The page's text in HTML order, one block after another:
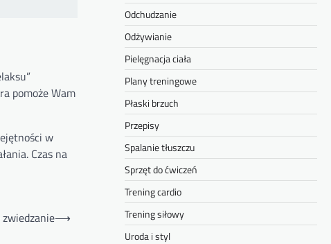
pomoże Wam
w
Czas na
⟶
Odchudzanie
Odżywianie
Pielęgnacja ciała
Plany treningowe
Płaski brzuch
Przepisy
Spalanie tłuszczu
Sprzęt do ćwiczeń
Trening cardio
Trening siłowy
Uroda i styl